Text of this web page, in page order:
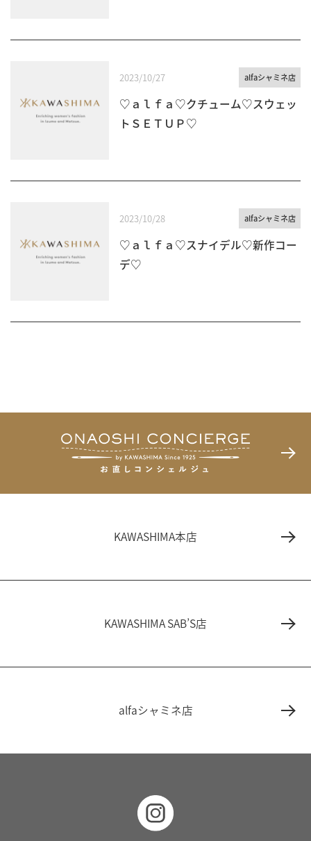
2023/10/27 alfaシャミネ店
♡ａｌｆａ♡クチューム♡スウェッ
トＳＥＴＵＰ♡
2023/10/28 alfaシャミネ店
♡ａｌｆａ♡スナイデル♡新作コー
デ♡
KAWASHIMA本店
KAWASHIMA SAB’S店
alfaシャミネ店